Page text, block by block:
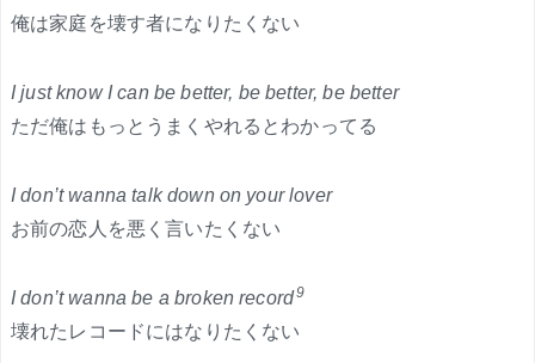
俺は家庭を壊す者になりたくない
I just know I can be better, be better, be better
ただ俺はもっとうまくやれるとわかってる
I don’t wanna talk down on your lover
お前の恋人を悪く言いたくない
I don’t wanna be a broken record9
壊れたレコードにはなりたくない